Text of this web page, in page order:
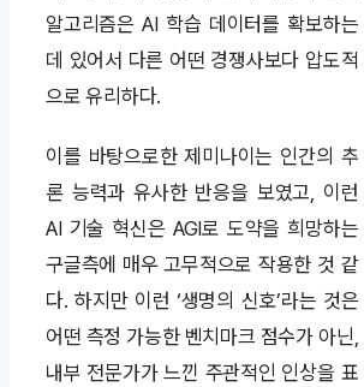
알고리즘은 AI 학습 데이터를 확보하는
데 있어서 다른 어떤 경쟁사보다 압도적
으로 유리하다.
이를 바탕으로한 제미나이는 인간의 추
론 능력과 유사한 반응을 보였고, 이런
AI 기술 혁신은 AGI로 도약을 희망하는
구글측에 매우 고무적으로 작용한 것 같
다. 하지만 이런 ‘생명의 신호’라는 것은
어떤 측정 가능한 벤치마크 점수가 아닌,
내부 전문가가 느낀 주관적인 인상을 표